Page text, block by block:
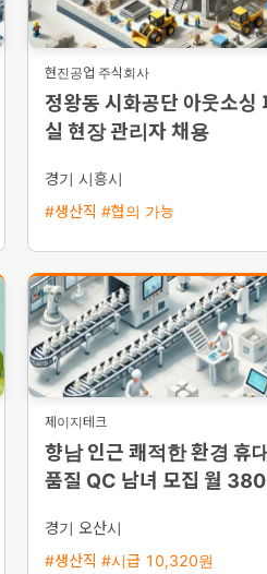
현진공업 주식회사
정왕동 시화공단 아웃소싱
실 현장 관리자 채용
경기 시흥시
#생산직 #협의 가능
제이지테크
향남 인근 쾌적한 환경 휴
품질 QC 남녀 모집 월 380
경기 오산시
#생산직 #시급 10,320원